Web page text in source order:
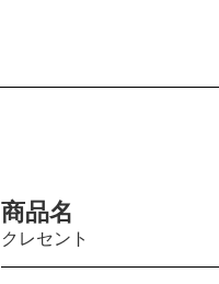
商品名
クレセント